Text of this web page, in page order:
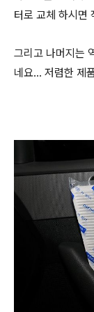
터로 교체 하시면
그리고 나머지는
네요... 저렴한 제